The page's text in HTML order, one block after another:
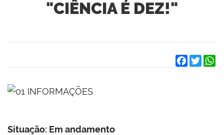
"CIÊNCIA É DEZ!"
Facebook
Twitter
Situação: Em andamento